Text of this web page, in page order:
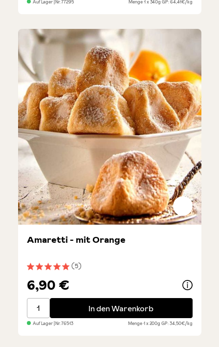
Auf Lager| Nr.77295 Menge1 x 340gGP: 64,41€/kg
Durchschnittliche Bewertung von 5 von 5 Sternen
(5)
Amaretti - mit Orange
6,90 €
Amaretti - mit OrangeIn den Warenkorb
Auf Lager| Nr.76513 Menge1 x 200gGP: 34,50€/kg